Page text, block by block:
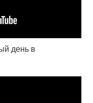
день в